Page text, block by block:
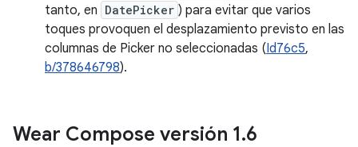
tanto, en DatePicker ) para evitar que varios
toques provoquen el desplazamiento previsto en las
columnas de Picker no seleccionadas (Id76c5,
b/378646798).
Wear Compose versión 1.6